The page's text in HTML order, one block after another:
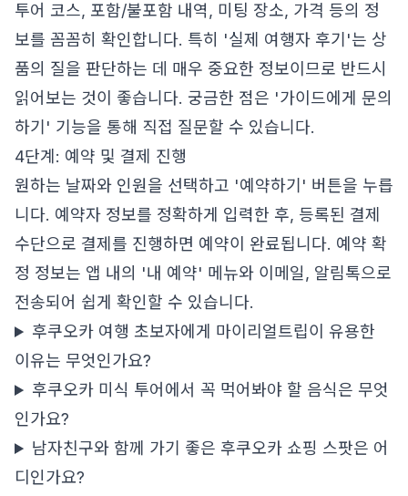
투어 코스, 포함/불포함 내역, 미팅 장소, 가격 등의 정
보를 꼼꼼히 확인합니다. 특히 '실제 여행자 후기'는 상
품의 질을 판단하는 데 매우 중요한 정보이므로 반드시
읽어보는 것이 좋습니다. 궁금한 점은 '가이드에게 문의
하기' 기능을 통해 직접 질문할 수 있습니다.
4단계: 예약 및 결제 진행
원하는 날짜와 인원을 선택하고 '예약하기' 버튼을 누릅
니다. 예약자 정보를 정확하게 입력한 후, 등록된 결제
수단으로 결제를 진행하면 예약이 완료됩니다. 예약 확
정 정보는 앱 내의 '내 예약' 메뉴와 이메일, 알림톡으로
전송되어 쉽게 확인할 수 있습니다.
후쿠오카 여행 초보자에게 마이리얼트립이 유용한
이유는 무엇인가요?
후쿠오카 미식 투어에서 꼭 먹어봐야 할 음식은 무엇
인가요?
남자친구와 함께 가기 좋은 후쿠오카 쇼핑 스팟은 어
디인가요?